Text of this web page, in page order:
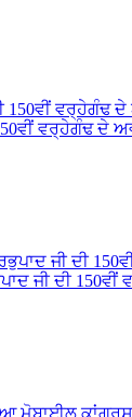
ਵਰ੍ਹੇਗੰਢ ਦੇ
ਜੀ ਦੀ